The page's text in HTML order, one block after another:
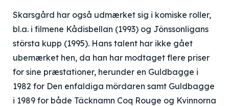
Skarsgård har også udmærket sig i komiske roller,
bl.a. i filmene Kådisbellan (1993) og Jönssonligans
största kupp (1995). Hans talent har ikke gået
ubemærket hen, da han har modtaget flere priser
for sine præstationer, herunder en Guldbagge i
1982 for Den enfaldiga mördaren samt Guldbagge
i 1989 for både Täcknamn Coq Rouge og Kvinnorna